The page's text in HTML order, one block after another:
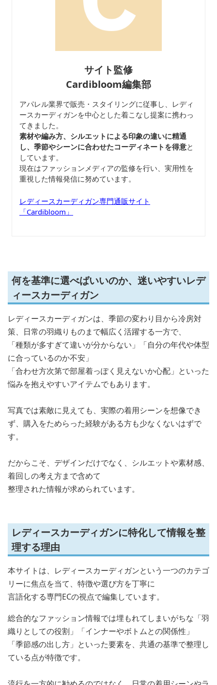
サイト監修
Cardibloom編集部
アパレル業界で販売・スタイリングに従事し、レディ
ースカーディガンを中心とした着こなし提案に携わっ
てきました。
素材や編み方、シルエットによる印象の違いに精通
し、季節やシーンに合わせたコーディネートを得意と
しています。
現在はファッションメディアの監修を行い、実用性を
重視した情報発信に努めています。
レディースカーディガン専門通販サイト
「Cardibloom」
何を基準に選べばいいのか、迷いやすいレデ
ィースカーディガン
レディースカーディガンは、季節の変わり目から冷房対
策、日常の羽織りものまで幅広く活躍する一方で、
「種類が多すぎて違いが分からない」「自分の年代や体型
に合っているのか不安」
「合わせ方次第で部屋着っぽく見えないか心配」といった
悩みを抱えやすいアイテムでもあります。
写真では素敵に見えても、実際の着用シーンを想像でき
ず、購入をためらった経験がある方も少なくないはずで
す。
だからこそ、デザインだけでなく、シルエットや素材感、
着回しの考え方まで含めて
整理された情報が求められています。
レディースカーディガンに特化して情報を整
理する理由
本サイトは、レディースカーディガンという一つのカテゴ
リーに焦点を当て、特徴や選び方を丁寧に
言語化する専門ECの視点で編集しています。
総合的なファッション情報では埋もれてしまいがちな「羽
織りとしての役割」「インナーやボトムとの関係性」
「季節感の出し方」といった要素を、共通の基準で整理し
ている点が特徴です。